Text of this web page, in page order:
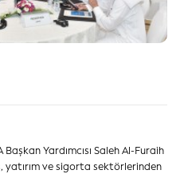
Yardımcısı Saleh Al-Furaih
yatırım ve sigorta sektörlerinden